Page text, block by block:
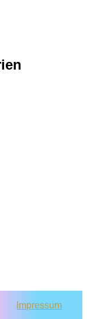
Impressum